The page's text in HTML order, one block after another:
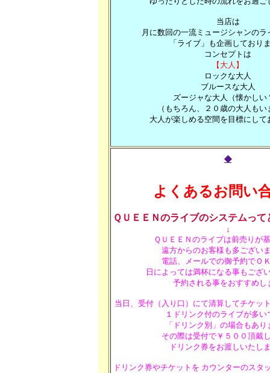
当店は
月に数回の一流ミュージシャンのラ
「ライブ」も企画しており
コンセプトは
【大人】
ロックな大人
ブルースな大人
ズージャな大人（懐かしい
（もちろん、２０歳の大人もい
大人が楽しめる空間を目標にして
◆
よくあるお問い
ＱＵＥＥＮのライブのシステムっ
↓
ＱＵＥＥＮのライブは前売りが
遠方からのお客様も多ござい
電話、メールでの御予約でＯ
日によっては満杯になる事もござ
予約される事をおすすめし
当日、受付（入り口）にて清算してチケッ
１ドリンク付のライブが多い
「ドリンク別」の場合もあり
その際は受付で￥５００頂戴
ドリンク券をお渡しいたし
ドリンク券やチケットを カウンターのスタ